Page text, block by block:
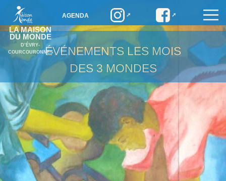
LA MAISON
DU MONDE
D’ÉVRY-
COURCOURONNES
AGENDA
ÉVÉNEMENTS LES MOIS
DES 3 MONDES